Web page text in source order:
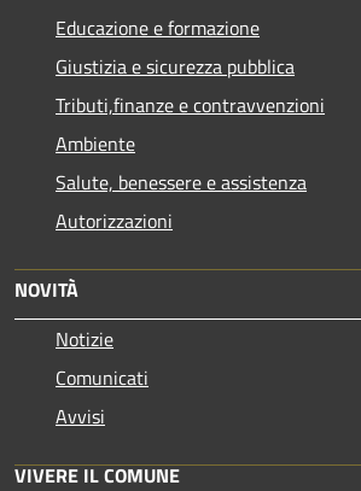
Educazione e formazione
Giustizia e sicurezza pubblica
Tributi,finanze e contravvenzioni
Ambiente
Salute, benessere e assistenza
Autorizzazioni
NOVITÀ
Notizie
Comunicati
Avvisi
VIVERE IL COMUNE